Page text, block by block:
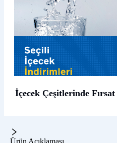
İçecek Çeşitlerinde
Ürün Açıklaması